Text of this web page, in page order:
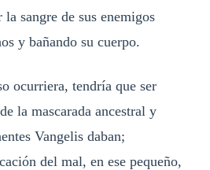
sangre de sus enemigos
y bañando su cuerpo.
ocurriera, tendría que ser
la mascarada ancestral y
Vangelis daban;
del mal, en ese pequeño,